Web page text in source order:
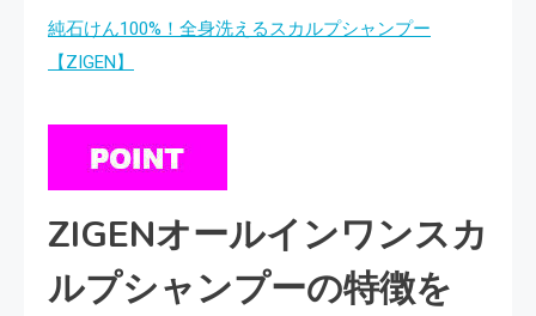
純石けん100%！全身洗えるスカルプシャンプー
【ZIGEN】
ZIGENオールインワンスカ
ルプシャンプーの特徴を